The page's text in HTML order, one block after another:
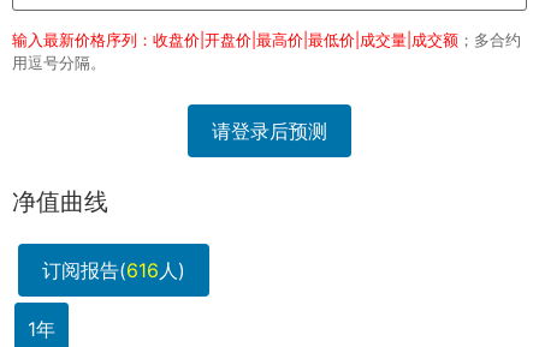
输入最新价格序列：收盘价|开盘价|最高价|最低价|成交量|成交额 ；多合约
用逗号分隔。
请登录后预测
净值曲线
订阅报告(616人)
1年